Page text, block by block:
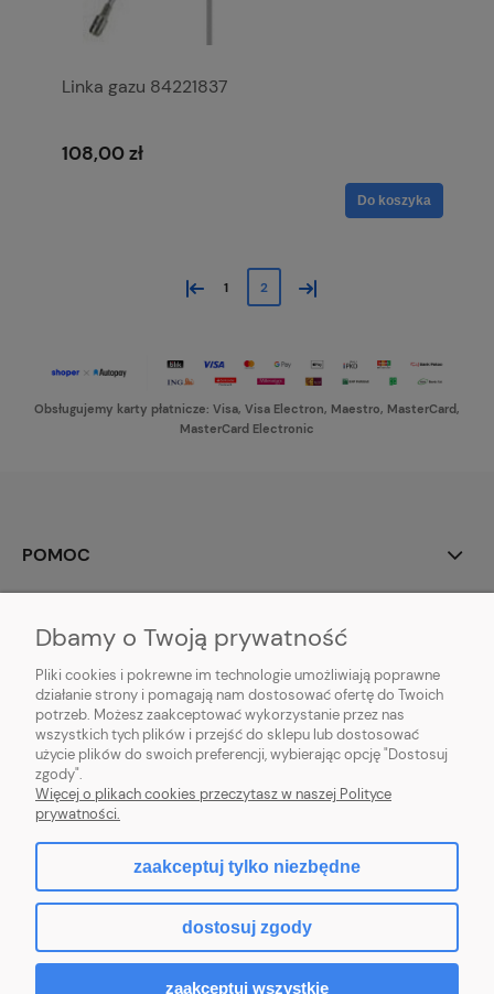
Linka gazu 84221837
108,00 zł
Do koszyka
« 1 2 »
Obsługujemy karty płatnicze: Visa, Visa Electron, Maestro, MasterCard,
MasterCard Electronic
POMOC
PŁATNOŚCI I DOSTAWA
INFORMACJE
O NAS
Sklep internetowy Shoper Premium
Dbamy o Twoją prywatność
Pliki cookies i pokrewne im technologie umożliwiają poprawne
działanie strony i pomagają nam dostosować ofertę do Twoich
potrzeb. Możesz zaakceptować wykorzystanie przez nas
wszystkich tych plików i przejść do sklepu lub dostosować
użycie plików do swoich preferencji, wybierając opcję "Dostosuj
zgody".
Więcej o plikach cookies przeczytasz w naszej Polityce
prywatności.
zaakceptuj tylko niezbędne
dostosuj zgody
zaakceptuj wszystkie